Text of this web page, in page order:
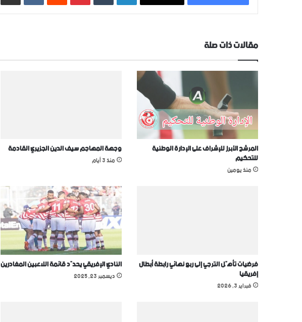
مقالات ذات صلة
المرشح الأبرز للإشراف على الإدارة الوطنية
للتحكيم
منذ يومين
وجهة المهاجم سيف الدين الجزيري القادمة
منذ 3 أيام
فرضيات تأهّل الترجي إلى ربع نهائي رابطة أبطال
إفريقيا
فبراير 3, 2026
النادي الإفريقي يحدّد قائمة اللاعبين المغادرين
ديسمبر 23, 2025